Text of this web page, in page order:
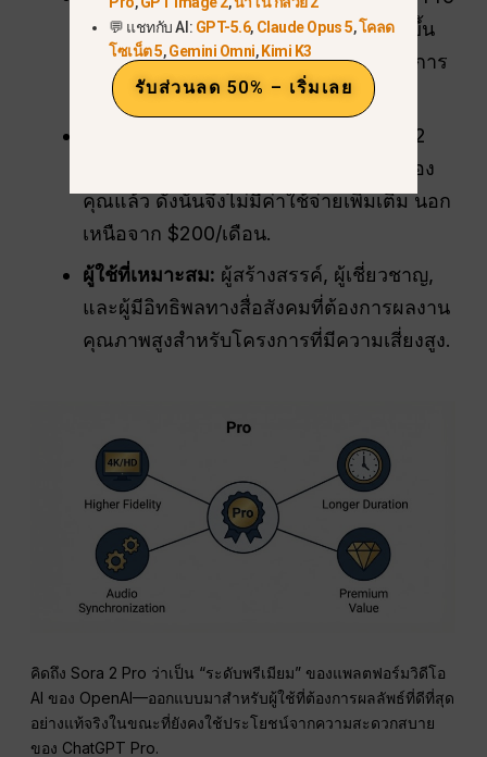
มอบความสมจริงของวิดีโอและเสียงที่ดีขึ้น
การซิงโครไนซ์ที่ดียิ่งขึ้น และ AI ที่ได้รับการ
ปรับปรุงอย่างละเอียด“ คาเมโอ.”
การเข้าถึง Sora 2
Pro รวมอยู่ในแพ็กเกจ ChatGPT Pro ของ
คุณแล้ว ดังนั้นจึงไม่มีค่าใช้จ่ายเพิ่มเติม นอก
เหนือจาก $200/เดือน.
ผู้ใช้ที่เหมาะสม: ผู้สร้างสรรค์, ผู้เชี่ยวชาญ,
และผู้มีอิทธิพลทางสื่อสังคมที่ต้องการผลงาน
คุณภาพสูงสำหรับโครงการที่มีความเสี่ยงสูง.
คิดถึง Sora 2 Pro ว่าเป็น “ระดับพรีเมียม” ของแพลตฟอร์มวิดีโอ
AI ของ OpenAI—ออกแบบมาสำหรับผู้ใช้ที่ต้องการผลลัพธ์ที่ดีที่สุด
อย่างแท้จริงในขณะที่ยังคงใช้ประโยชน์จากความสะดวกสบาย
ของ ChatGPT Pro.
💬 แชทกับ AI: GPT-5.6, Claude Opus 5,โคลด
โซเน็ต 5,Gemini Omni,Kimi K3
รับส่วนลด 50% – เริ่มเลย